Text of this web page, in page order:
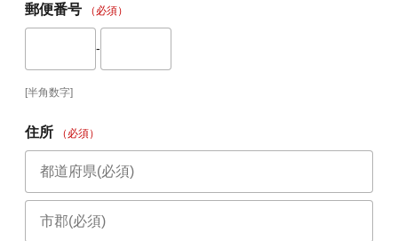
郵便番号 （必須）
-
[半角数字]
住所 （必須）